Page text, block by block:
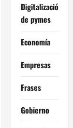
Digitalización
de pymes
Economía
Empresas
Frases
Gobierno